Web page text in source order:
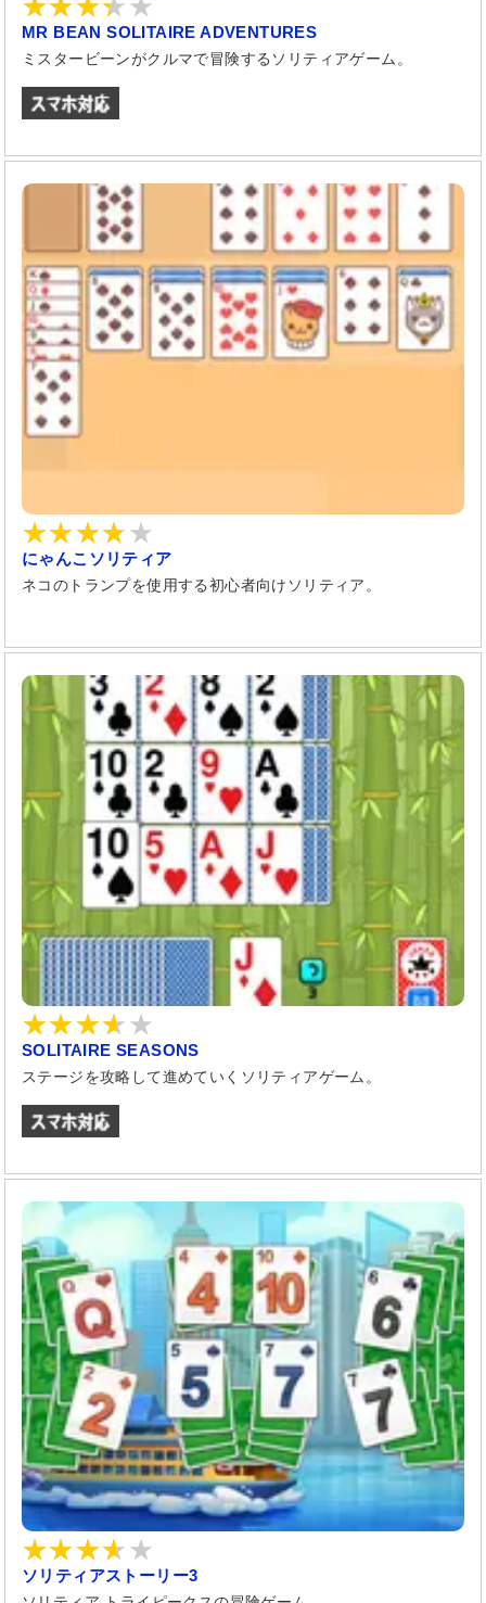
MR BEAN SOLITAIRE ADVENTURES
ミスタービーンがクルマで冒険するソリティアゲーム。
にゃんこソリティア
ネコのトランプを使用する初心者向けソリティア。
SOLITAIRE SEASONS
ステージを攻略して進めていくソリティアゲーム。
ソリティアストーリー3